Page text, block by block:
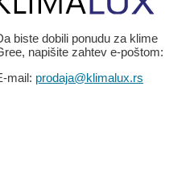
biste dobili ponudu za klime
napišite zahtev e-poštom:
mail: prodaja@klimalux.rs